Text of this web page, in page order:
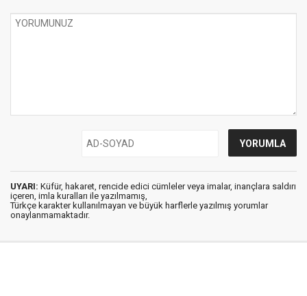
UYARI: Küfür, hakaret, rencide edici cümleler veya imalar, inançlara saldırı
içeren, imla kuralları ile yazılmamış,
Türkçe karakter kullanılmayan ve büyük harflerle yazılmış yorumlar
onaylanmamaktadır.